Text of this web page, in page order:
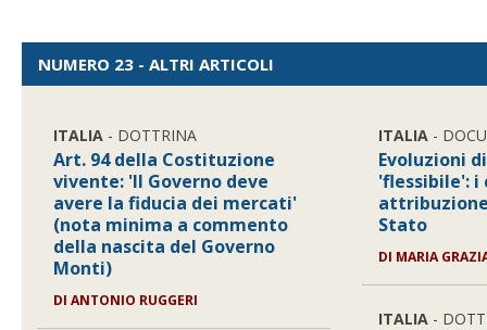
NUMERO 23 - ALTRI ARTICOLI
ITALIA - DOTTRINA
Art. 94 della Costituzione
vivente: 'Il Governo deve
avere la fiducia dei mercati'
(nota minima a commento
della nascita del Governo
Monti)
DI ANTONIO RUGGERI
ITALIA -
Evoluzioni
'flessibile':
Stato
DI MARIA
ITALIA -